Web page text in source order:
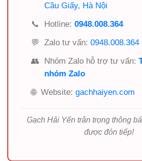
Cầu Giấy, Hà Nội
📞
Hotline: 0948.008.364
💬
Zalo tư vấn: 0948.008.364
👥
Nhóm Zalo hỗ trợ tư vấn:
nhóm Zalo
🌐 Website: gachhaiyen.com
Gạch Hải Yến trân trọng thông
được đón tiếp!